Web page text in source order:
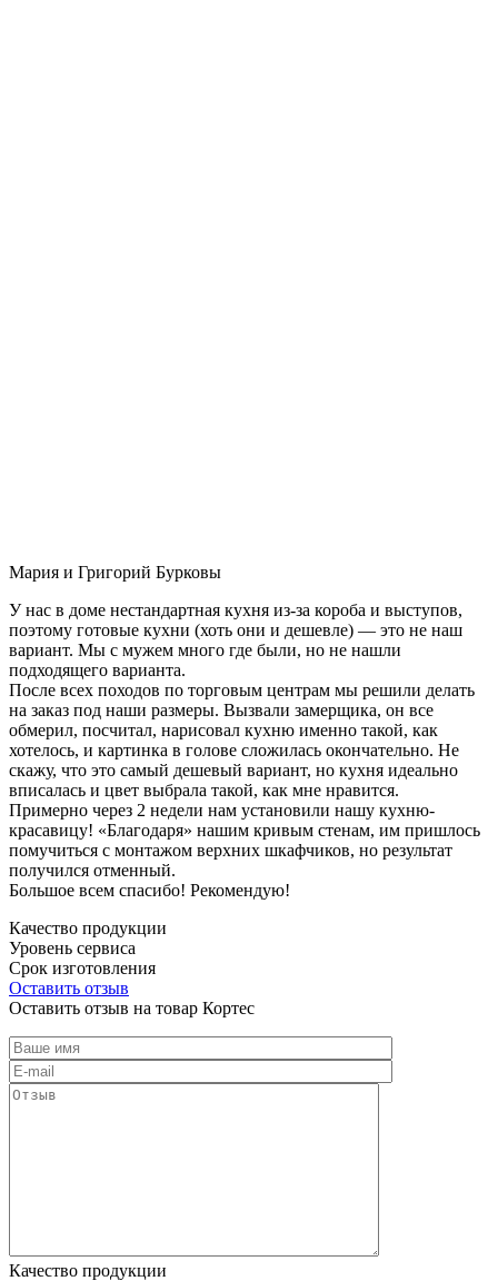
Мария и Григорий Бурковы
У нас в доме нестандартная кухня из-за короба и выступов,
поэтому готовые кухни (хоть они и дешевле) — это не наш
вариант. Мы с мужем много где были, но не нашли
подходящего варианта.
После всех походов по торговым центрам мы решили делать
на заказ под наши размеры. Вызвали замерщика, он все
обмерил, посчитал, нарисовал кухню именно такой, как
хотелось, и картинка в голове сложилась окончательно. Не
скажу, что это самый дешевый вариант, но кухня идеально
вписалась и цвет выбрала такой, как мне нравится.
Примерно через 2 недели нам установили нашу кухню-
красавицу! «Благодаря» нашим кривым стенам, им пришлось
помучиться с монтажом верхних шкафчиков, но результат
получился отменный.
Большое всем спасибо! Рекомендую!
Качество продукции
Уровень сервиса
Срок изготовления
Оставить отзыв
Оставить отзыв на товар Кортес
Качество продукции